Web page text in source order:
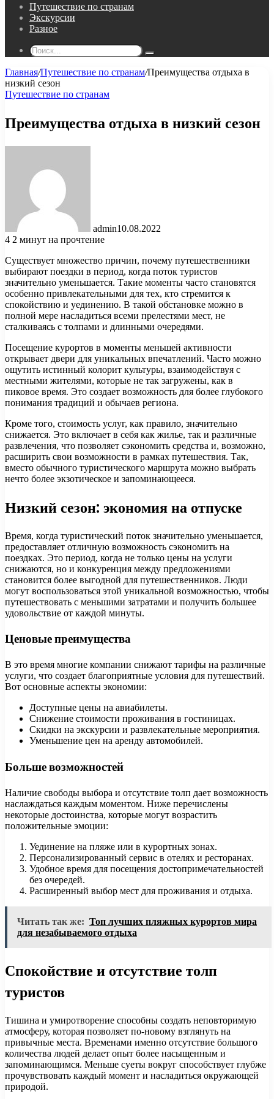
Путешествие по странам
Экскурсии
Разное
Поиск...
Главная/Путешествие по странам/Преимущества отдыха в
низкий сезон
Путешествие по странам
Преимущества отдыха в низкий сезон
admin10.08.2022
4 2 минут на прочтение
Существует множество причин, почему путешественники
выбирают поездки в период, когда поток туристов
значительно уменьшается. Такие моменты часто становятся
особенно привлекательными для тех, кто стремится к
спокойствию и уединению. В такой обстановке можно в
полной мере насладиться всеми прелестями мест, не
сталкиваясь с толпами и длинными очередями.
Посещение курортов в моменты меньшей активности
открывает двери для уникальных впечатлений. Часто можно
ощутить истинный колорит культуры, взаимодействуя с
местными жителями, которые не так загружены, как в
пиковое время. Это создает возможность для более глубокого
понимания традиций и обычаев региона.
Кроме того, стоимость услуг, как правило, значительно
снижается. Это включает в себя как жилье, так и различные
развлечения, что позволяет сэкономить средства и, возможно,
расширить свои возможности в рамках путешествия. Так,
вместо обычного туристического маршрута можно выбрать
нечто более экзотическое и запоминающееся.
Низкий сезон: экономия на отпуске
Время, когда туристический поток значительно уменьшается,
предоставляет отличную возможность сэкономить на
поездках. Это период, когда не только цены на услуги
снижаются, но и конкуренция между предложениями
становится более выгодной для путешественников. Люди
могут воспользоваться этой уникальной возможностью, чтобы
путешествовать с меньшими затратами и получить большее
удовольствие от каждой минуты.
Ценовые преимущества
В это время многие компании снижают тарифы на различные
услуги, что создает благоприятные условия для путешествий.
Вот основные аспекты экономии:
Доступные цены на авиабилеты.
Снижение стоимости проживания в гостиницах.
Скидки на экскурсии и развлекательные мероприятия.
Уменьшение цен на аренду автомобилей.
Больше возможностей
Наличие свободы выбора и отсутствие толп дает возможность
наслаждаться каждым моментом. Ниже перечислены
некоторые достоинства, которые могут возрастить
положительные эмоции:
Уединение на пляже или в курортных зонах.
Персонализированный сервис в отелях и ресторанах.
Удобное время для посещения достопримечательностей
без очередей.
Расширенный выбор мест для проживания и отдыха.
Читать так же: Топ лучших пляжных курортов мира
для незабываемого отдыха
Спокойствие и отсутствие толп
туристов
Тишина и умиротворение способны создать неповторимую
атмосферу, которая позволяет по-новому взглянуть на
привычные места. Временами именно отсутствие большого
количества людей делает опыт более насыщенным и
запоминающимся. Меньше суеты вокруг способствует глубже
прочувствовать каждый момент и насладиться окружающей
природой.